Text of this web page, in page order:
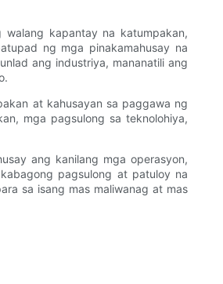
kapantay na katumpakan,
ng mga pinakamahusay na
ang industriya, mananatili ang
at kahusayan sa paggawa ng
mga pagsulong sa teknolohiya,
ang kanilang mga operasyon,
pagsulong at patuloy na
sa isang mas maliwanag at mas